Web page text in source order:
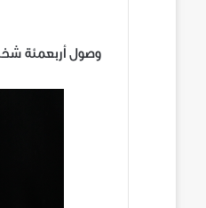
‏وصول أربعمئة شخص